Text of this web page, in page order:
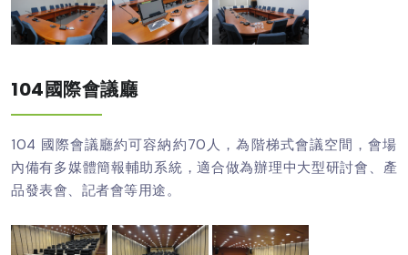
104國際會議廳
104 國際會議廳約可容納約70人，為階梯式會議空間，會場
內備有多媒體簡報輔助系統，適合做為辦理中大型研討會、產
品發表會、記者會等用途。